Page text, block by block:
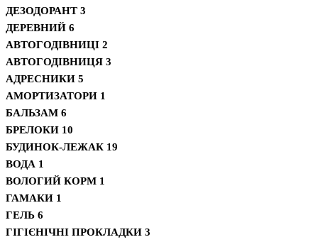
ДЕЗОДОРАНТ 3
ДЕРЕВНИЙ 6
АВТОГОДІВНИЦІ 2
АВТОГОДІВНИЦЯ 3
АДРЕСНИКИ 5
АМОРТИЗАТОРИ 1
БАЛЬЗАМ 6
БРЕЛОКИ 10
БУДИНОК-ЛЕЖАК 19
ВОДА 1
ВОЛОГИЙ КОРМ 1
ГАМАКИ 1
ГЕЛЬ 6
ГІГІЄНІЧНІ ПРОКЛАДКИ 3